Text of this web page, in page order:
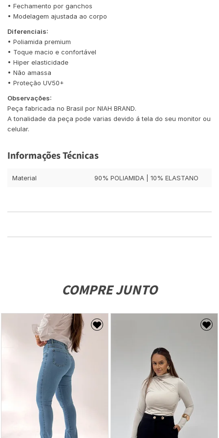
• Fechamento por ganchos
• Modelagem ajustada ao corpo
Diferenciais:
• Poliamida premium
• Toque macio e confortável
• Hiper elasticidade
• Não amassa
• Proteção UV50+
Observações:
Peça fabricada no Brasil por NIAH BRAND.
A tonalidade da peça pode varias devido á tela do seu monitor ou
celular.
Informações Técnicas
Material 90% POLIAMIDA | 10% ELASTANO
COMPRE JUNTO